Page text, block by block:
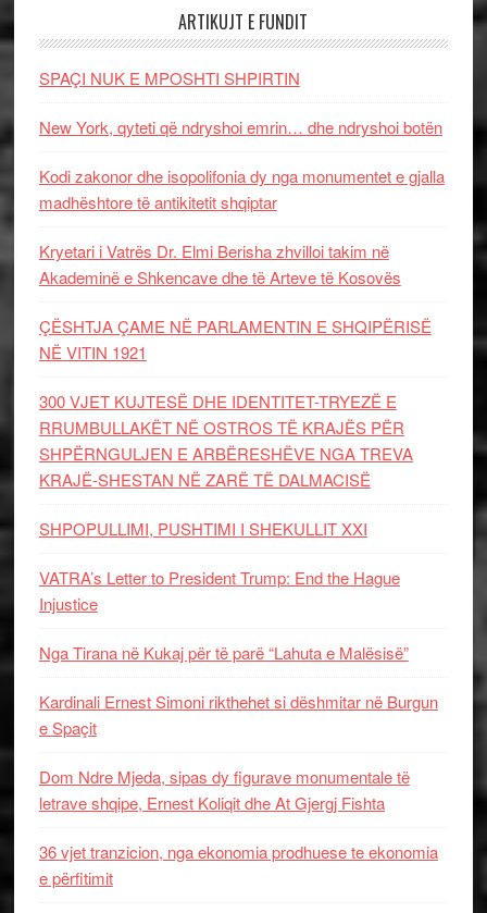
ARTIKUJT E FUNDIT
SPAÇI NUK E MPOSHTI SHPIRTIN
New York, qyteti që ndryshoi emrin… dhe ndryshoi botën
Kodi zakonor dhe isopolifonia dy nga monumentet e gjalla
madhështore të antikitetit shqiptar
Kryetari i Vatrës Dr. Elmi Berisha zhvilloi takim në
Akademinë e Shkencave dhe të Arteve të Kosovës
ÇËSHTJA ÇAME NË PARLAMENTIN E SHQIPËRISË
NË VITIN 1921
300 VJET KUJTESË DHE IDENTITET-TRYEZË E
RRUMBULLAKËT NË OSTROS TË KRAJËS PËR
SHPËRNGULJEN E ARBËRESHËVE NGA TREVA
KRAJË-SHESTAN NË ZARË TË DALMACISË
SHPOPULLIMI, PUSHTIMI I SHEKULLIT XXI
VATRA’s Letter to President Trump: End the Hague
Injustice
Nga Tirana në Kukaj për të parë “Lahuta e Malësisë”
Kardinali Ernest Simoni rikthehet si dëshmitar në Burgun
e Spaçit
Dom Ndre Mjeda, sipas dy figurave monumentale të
letrave shqipe, Ernest Koliqit dhe At Gjergj Fishta
36 vjet tranzicion, nga ekonomia prodhuese te ekonomia
e përfitimit